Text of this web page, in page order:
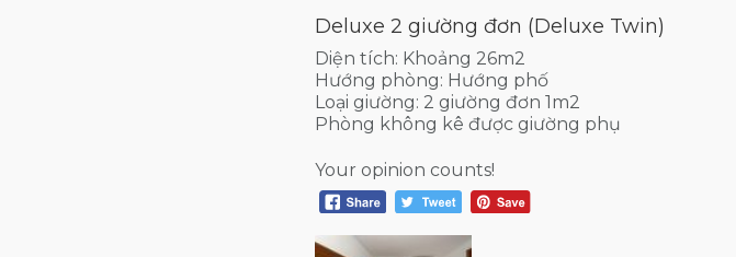
Deluxe 2 giường đơn (Deluxe Twin)
Diện tích: Khoảng 26m2
Hướng phòng: Hướng phố
Loại giường: 2 giường đơn 1m2
Phòng không kê được giường phụ
Your opinion counts!